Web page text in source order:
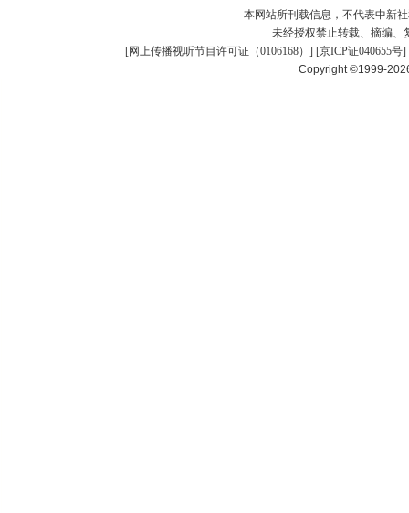
本网站所刊载信息，不代表中新
未经授权禁止转载、摘编、
[网上传播视听节目许可证（0106168） ] [京ICP证040655号]
Copyright ©1999-